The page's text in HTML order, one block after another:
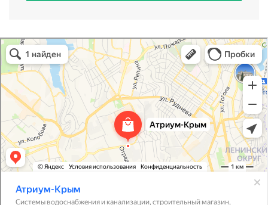
Атриум-Крым
Системы водоснабжения, отопления, канализации в Севастополе
Снабжение строительных объектов в Севастополе